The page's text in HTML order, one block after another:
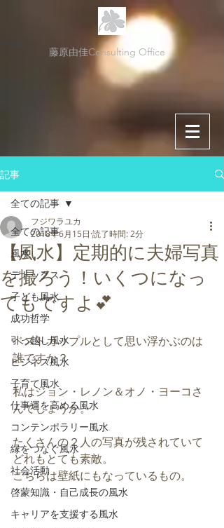
藤原由佳Consulting Office
記事
全ての記事
風水
デトックス
子ども風水
成功哲学
引っ越し風水
ビジネス風水
子育て風水
仕事運を高める風水
コンテンポラリー風水
縁をつなぐ風水
社会活動
啓蒙知識・自己成長の風水
キャリアを支援する風水
全ての記事
【風水】定期的に夫婦写真
を撮ろう！いくつになっ
てもですよ💕
フジワラユカ
2018年6月15日 読了時間: 2分
ベストカップルとして思い浮かぶのは
誰ですか？
私はジョン・レノン＆オノ・ヨーコさ
んでしょうか。
たくさんの２人の写真が残されていて
どれもとても素敵。
こちらは壁紙にもなっているもの。